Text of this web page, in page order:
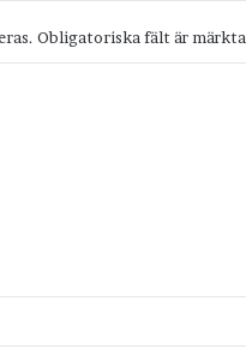
Obligatoriska fält är märkta